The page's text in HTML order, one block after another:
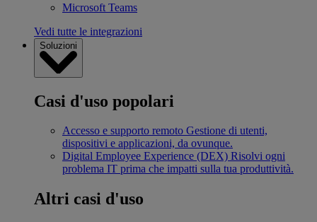
Microsoft Teams
Vedi tutte le integrazioni
Soluzioni
Casi d'uso popolari
Accesso e supporto remoto Gestione di utenti,
dispositivi e applicazioni, da ovunque.
Digital Employee Experience (DEX) Risolvi ogni
problema IT prima che impatti sulla tua produttività.
Altri casi d'uso